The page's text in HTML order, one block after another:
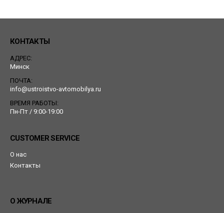
КОНТАКТЫ
АДРЕС:
Минск
ПОЧТА:
info@ustroistvo-avtomobilya.ru
ВРЕМЯ РАБОТЫ:
Пн-Пт / 9:00-19:00
CUSTOMER SERVICE
О нас
Контакты
О ЖУРНАЛЕ